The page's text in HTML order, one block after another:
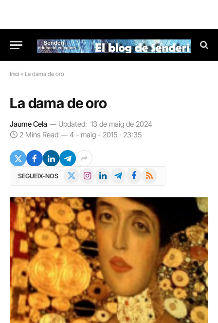
Inici » La dama de oro
La dama de oro
Jaume Cela Updated: 13 de maig de 2024
2 Mins Read
4 - maig - 2015 · 23:35
SEGUEIX-NOS InstagramLinkedInTelegramFacebook
RSS